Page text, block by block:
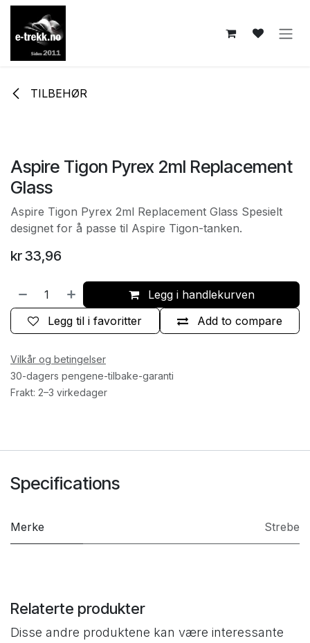
Skip to Content
TILBEHØR
Aspire Tigon Pyrex 2ml Replacement
Glass
Aspire Tigon Pyrex 2ml Replacement Glass Spesielt
designet for å passe til Aspire Tigon-tanken.
kr33,96
Legg i handlekurven
Add to compare
Legg til i favoritter
Vilkår og betingelser
30-dagers pengene-tilbake-garanti
Frakt: 2–3 virkedager
Specifications
Merke Strebe
Relaterte produkter
Disse andre produktene kan være interessante